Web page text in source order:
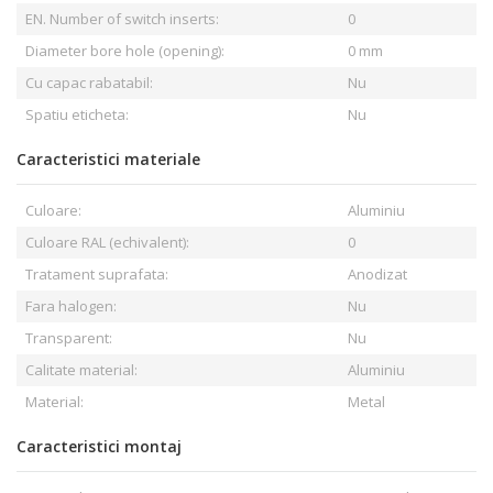
EN. Number of switch inserts:
0
Diameter bore hole (opening):
0 mm
Cu capac rabatabil:
Nu
Spatiu eticheta:
Nu
Caracteristici materiale
Culoare:
Aluminiu
Culoare RAL (echivalent):
0
Tratament suprafata:
Anodizat
Fara halogen:
Nu
Transparent:
Nu
Calitate material:
Aluminiu
Material:
Metal
Caracteristici montaj